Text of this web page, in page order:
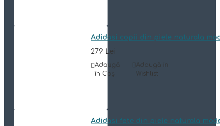
Adidasi copii din piele naturala
279 Lei
Adaugă
în Coş
Adaugă in
Wishlist
Adidasi fete din piele naturala